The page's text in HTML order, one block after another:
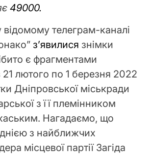
49000.
відомому телеграм-каналі
з’явилися знімки
є фрагментами
21 лютого по 1 березня 2022
Дніпровської міськради
з її племінником
Нагадаємо, що
з найближчих
місцевої партії Загіда